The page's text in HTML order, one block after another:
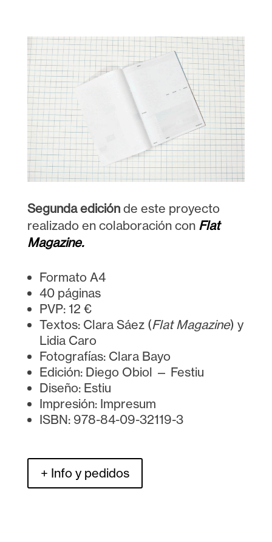
Segunda ediciónde este proyecto
realizado en colaboración con Flat
Magazine.
Formato A4
40 páginas
PVP: 12 €
Textos: Clara Sáez (Flat Magazine) y
Lidia Caro
Fotografías: Clara Bayo
Edición: Diego Obiol — Festiu
Diseño: Estiu
Impresión: Impresum
ISBN: 978-84-09-32119-3
+ Info y pedidos